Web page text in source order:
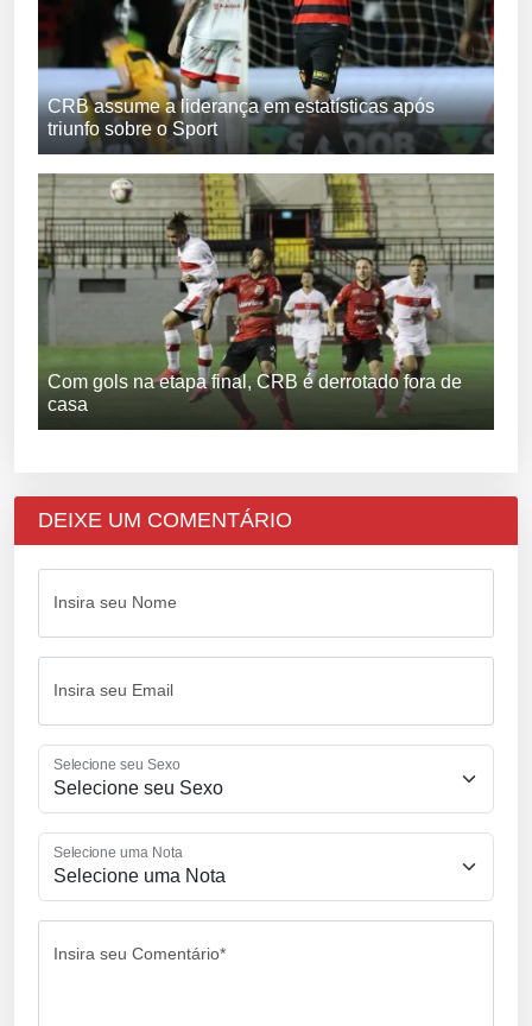
CRB assume a liderança em estatísticas após
triunfo sobre o Sport
Com gols na etapa final, CRB é derrotado fora de
casa
DEIXE UM COMENTÁRIO
Insira seu Nome
Insira seu Email
Selecione seu Sexo
Selecione uma Nota
Insira seu Comentário*